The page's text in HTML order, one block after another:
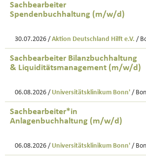
Sachbearbeiter
Spendenbuchhaltung (m/w/d)
30.07.2026 / Aktion Deutschland Hilft e.V. /
Sachbearbeiter Bilanzbuchhaltung
& Liquiditätsmanagement (m/w/d)
06.08.2026 / Universitätsklinikum Bonn' /
Sachbearbeiter*in
Anlagenbuchhaltung (m/w/d)
06.08.2026 / Universitätsklinikum Bonn' /